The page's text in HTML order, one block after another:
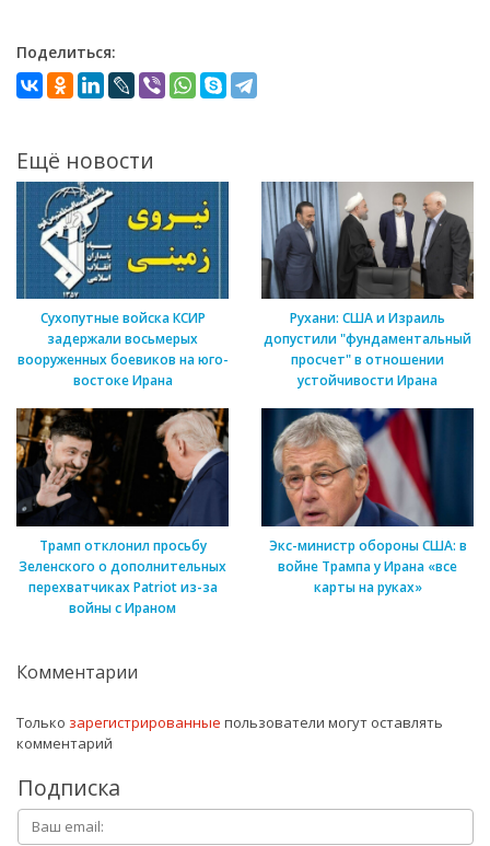
Поделиться:
Ещё новости
Сухопутные войска КСИР
задержали восьмерых
вооруженных боевиков на юго-
востоке Ирана
Рухани: США и Израиль
допустили "фундаментальный
просчет" в отношении
устойчивости Ирана
Трамп отклонил просьбу
Зеленского о дополнительных
перехватчиках Patriot из-за
войны с Ираном
Экс-министр обороны США: в
войне Трампа у Ирана «все
карты на руках»
Комментарии
Только зарегистрированные пользователи могут оставлять
комментарий
Подписка